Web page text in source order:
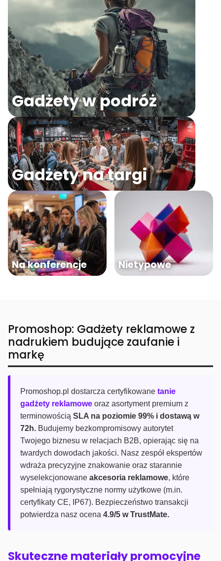
Gadżety w podróż
Gadżety na targi
Na konferencje Nietypowe
Promoshop: Gadżety reklamowe z
nadrukiem budujące zaufanie i
markę
Promoshop.pl dostarcza certyfikowane tanie
gadżety reklamowe oraz asortyment premium z
terminowością SLA na poziomie 99% i dostawą w
72h. Budujemy bezkompromisowy autorytet
Twojego biznesu w relacjach B2B, opierając się na
twardych dowodach jakości. Nasz zespół ekspertów
wdraża precyzyjne znakowanie oraz starannie
wyselekcjonowane akcesoria reklamowe, które
spełniają rygorystyczne normy użytkowe (m.in.
certyfikaty CE, IP67). Bezpieczeństwo transakcji
potwierdza nasz ocena 4.9/5 w TrustMate.
Skuteczne materiały promocyjne